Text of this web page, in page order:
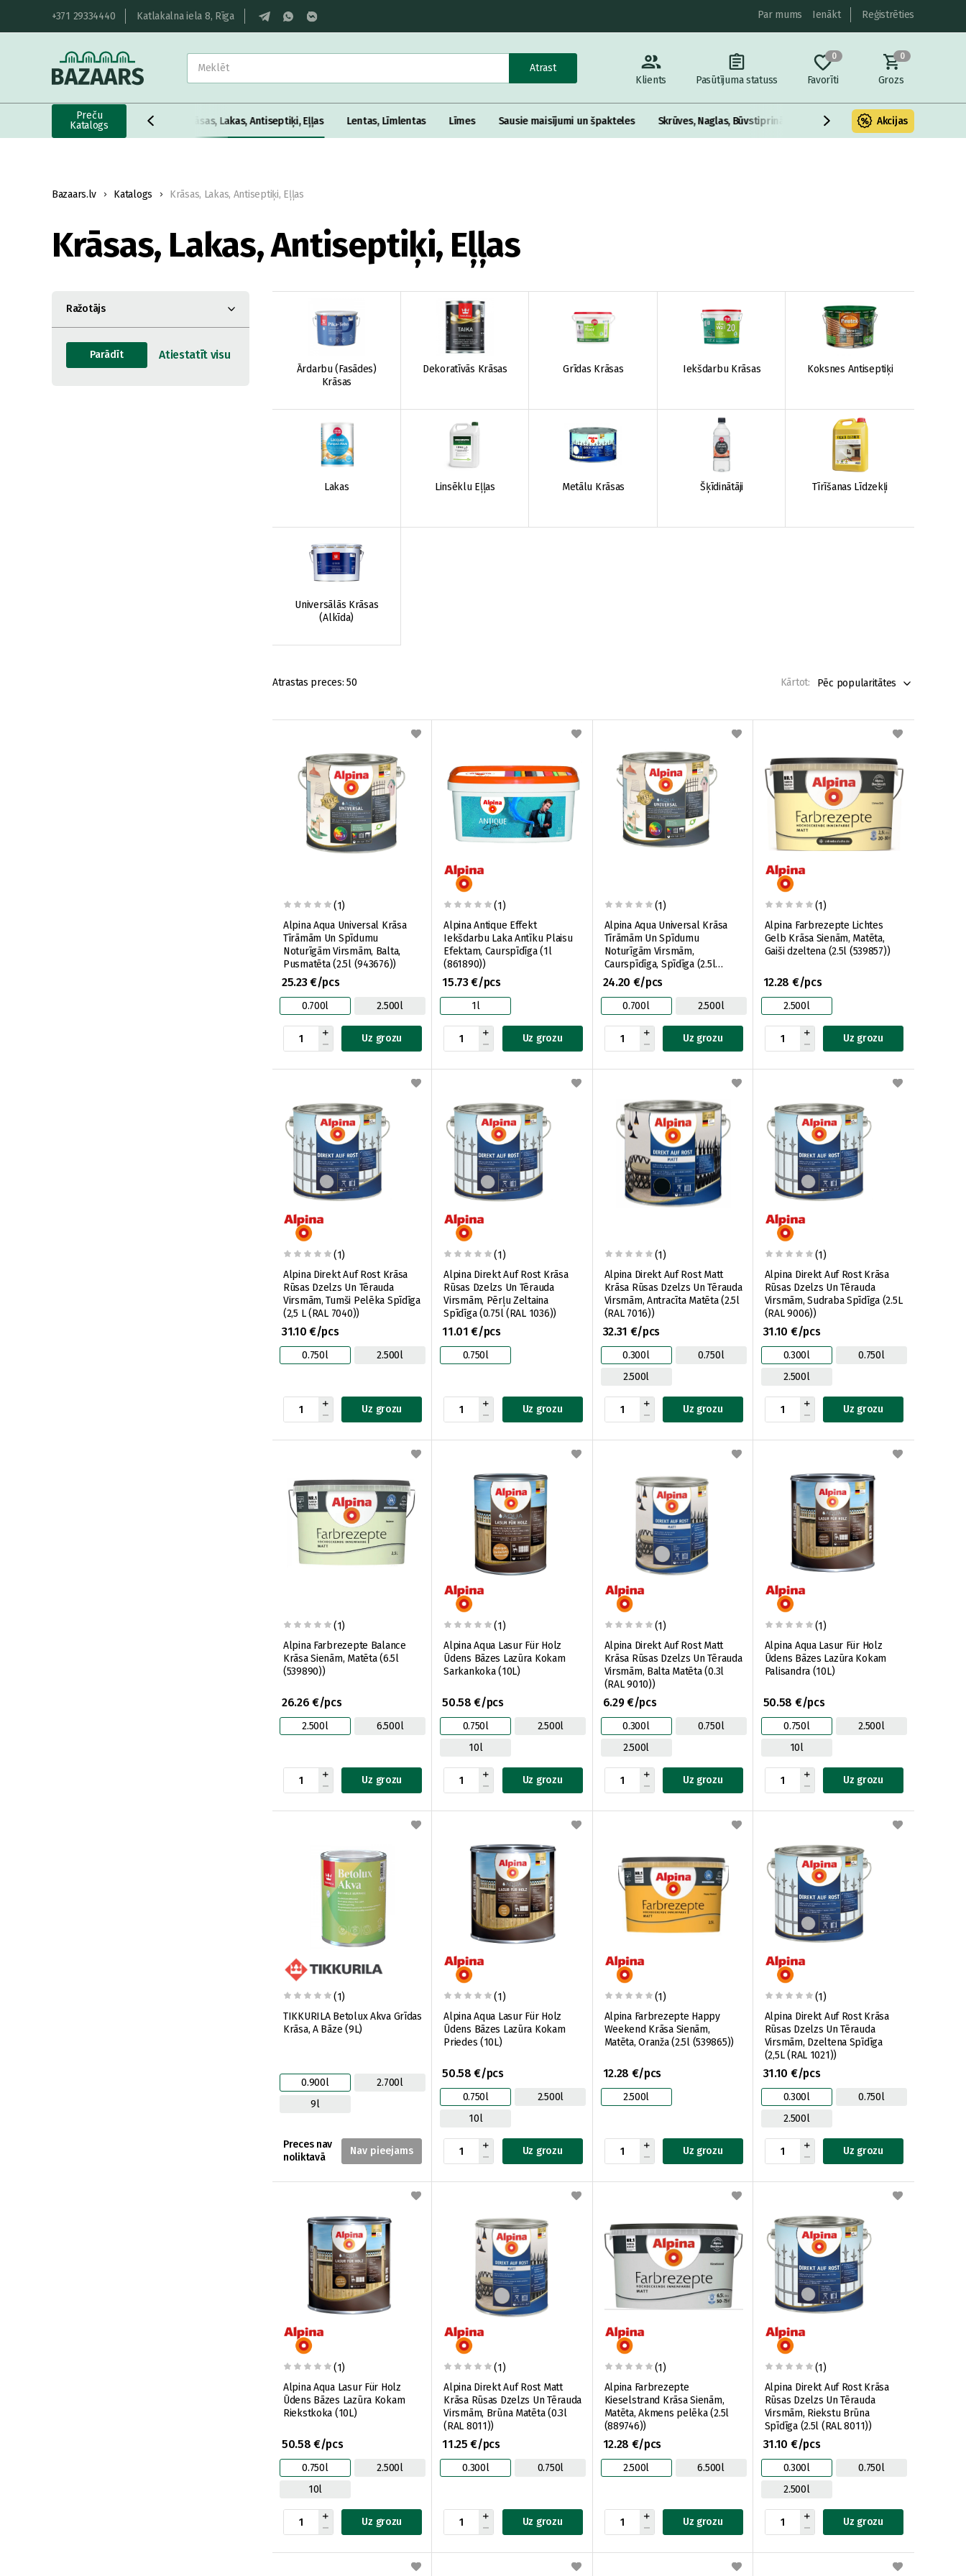
+371 29334440 Katlakalna iela 8, Rīga Par mums Ienākt Reģistrēties
Atrast
Klients
Pasūtījuma statuss
0
Favorīti
0
Grozs
Preču
Katalogs
Putas, Silikoni Kokmateriāli Krāsas, Lakas, Antiseptiķi, Eļļas Lentas, Līmlentas Līmes Sausie maisījumi un špakteles Skrūves, Naglas, Būvstiprinājumi InstrumentiAkcijas
Bazaars.lv Katalogs Krāsas, Lakas, Antiseptiķi, Eļļas
Krāsas, Lakas, Antiseptiķi, Eļļas
Ražotājs
Ārdarbu (Fasādes)
Krāsas
Dekoratīvās Krāsas Grīdas Krāsas Iekšdarbu Krāsas Koksnes Antiseptiķi
Lakas Linsēklu Eļļas Metālu Krāsas Šķīdinātāji Tīrīšanas Līdzekļi
Universālās Krāsas
(Alkīda)
Atrastas preces: 50 Kārtot: Pēc popularitātes
(1)
Alpina Aqua Universal Krāsa
Tīrāmām Un Spīdumu
Noturīgām Virsmām, Balta,
Pusmatēta (2.5l (943676))
25.23 €/pcs
0.700l 2.500l
Uz grozu
(1)
Alpina Antique Effekt
Iekšdarbu Laka Antīku Plaisu
Efektam, Caurspīdīga (1l
(861890))
15.73 €/pcs
1l
Uz grozu
(1)
Alpina Aqua Universal Krāsa
Tīrāmām Un Spīdumu
Noturīgām Virsmām,
Caurspīdīga, Spīdīga (2.5l
(943683))
24.20 €/pcs
0.700l 2.500l
Uz grozu
(1)
Alpina Farbrezepte Lichtes
Gelb Krāsa Sienām, Matēta,
Gaiši dzeltena (2.5l (539857))
12.28 €/pcs
2.500l
Uz grozu
(1)
Alpina Direkt Auf Rost Krāsa
Rūsas Dzelzs Un Tērauda
Virsmām, Tumši Pelēka Spīdīga
(2,5 L (RAL 7040))
31.10 €/pcs
0.750l 2.500l
Uz grozu
(1)
Alpina Direkt Auf Rost Krāsa
Rūsas Dzelzs Un Tērauda
Virsmām, Pērļu Zeltaina
Spīdīga (0.75l (RAL 1036))
11.01 €/pcs
0.750l
Uz grozu
(1)
Alpina Direkt Auf Rost Matt
Krāsa Rūsas Dzelzs Un Tērauda
Virsmām, Antracīta Matēta (2.5l
(RAL 7016))
32.31 €/pcs
0.300l
0.750l
2.500l
Uz grozu
(1)
Alpina Direkt Auf Rost Krāsa
Rūsas Dzelzs Un Tērauda
Virsmām, Sudraba Spīdīga (2.5L
(RAL 9006))
31.10 €/pcs
0.300l
0.750l
2.500l
Uz grozu
(1)
Alpina Farbrezepte Balance
Krāsa Sienām, Matēta (6.5l
(539890))
26.26 €/pcs
2.500l 6.500l
Uz grozu
(1)
Alpina Aqua Lasur Für Holz
Ūdens Bāzes Lazūra Kokam
Sarkankoka (10L)
50.58 €/pcs
0.750l
2.500l
10l
Uz grozu
(1)
Alpina Direkt Auf Rost Matt
Krāsa Rūsas Dzelzs Un Tērauda
Virsmām, Balta Matēta (0.3l
(RAL 9010))
6.29 €/pcs
0.300l
0.750l
2.500l
Uz grozu
(1)
Alpina Aqua Lasur Für Holz
Ūdens Bāzes Lazūra Kokam
Palisandra (10L)
50.58 €/pcs
0.750l
2.500l
10l
Uz grozu
(1)
TIKKURILA Betolux Akva Grīdas
Krāsa, A Bāze (9L)
0.900l
2.700l
9l
Preces nav
noliktavā
(1)
Alpina Aqua Lasur Für Holz
Ūdens Bāzes Lazūra Kokam
Priedes (10L)
50.58 €/pcs
0.750l
2.500l
10l
Uz grozu
(1)
Alpina Farbrezepte Happy
Weekend Krāsa Sienām,
Matēta, Oranža (2.5l (539865))
12.28 €/pcs
2.500l
Uz grozu
(1)
Alpina Direkt Auf Rost Krāsa
Rūsas Dzelzs Un Tērauda
Virsmām, Dzeltena Spīdīga
(2,5L (RAL 1021))
31.10 €/pcs
0.300l
0.750l
2.500l
Uz grozu
(1)
Alpina Aqua Lasur Für Holz
Ūdens Bāzes Lazūra Kokam
Riekstkoka (10L)
50.58 €/pcs
0.750l
2.500l
10l
Uz grozu
(1)
Alpina Direkt Auf Rost Matt
Krāsa Rūsas Dzelzs Un Tērauda
Virsmām, Brūna Matēta (0.3l
(RAL 8011))
11.25 €/pcs
0.300l 0.750l
Uz grozu
(1)
Alpina Farbrezepte
Kieselstrand Krāsa Sienām,
Matēta, Akmens pelēka (2.5l
(889746))
12.28 €/pcs
2.500l 6.500l
Uz grozu
(1)
Alpina Direkt Auf Rost Krāsa
Rūsas Dzelzs Un Tērauda
Virsmām, Riekstu Brūna
Spīdīga (2.5l (RAL 8011))
31.10 €/pcs
0.300l
0.750l
2.500l
Uz grozu